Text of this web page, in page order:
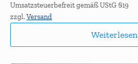
Umsatzsteuerbefreit gemäß UStG §19
zzgl.Versand
Weiterlesen